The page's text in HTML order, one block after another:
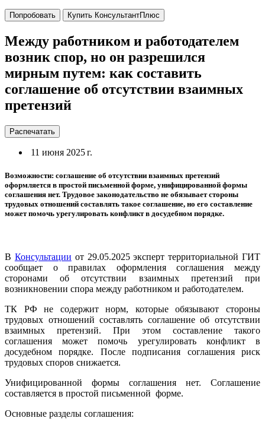
Попробовать Купить КонсультантПлюс
Между работником и работодателем
возник спор, но он разрешился
мирным путем: как составить
соглашение об отсутствии взаимных
претензий
Распечатать
11 июня 2025 г.
Возможности: соглашение об отсутствии взаимных претензий
оформляется в простой письменной форме, унифицированной формы
соглашения нет. Трудовое законодательство не обязывает стороны
трудовых отношений составлять такое соглашение, но его составление
может помочь урегулировать конфликт в досудебном порядке.
В Консультации от 29.05.2025 эксперт территориальной ГИТ
сообщает о правилах оформления соглашения между
сторонами об отсутствии взаимных претензий при
возникновении спора между работником и работодателем.
ТК РФ не содержит норм, которые обязывают стороны
трудовых отношений составлять соглашение об отсутствии
взаимных претензий. При этом составление такого
соглашения может помочь урегулировать конфликт в
досудебном порядке. После подписания соглашения риск
трудовых споров снижается.
Унифицированной формы соглашения нет. Соглашение
составляется в простой письменной форме.
Основные разделы соглашения: